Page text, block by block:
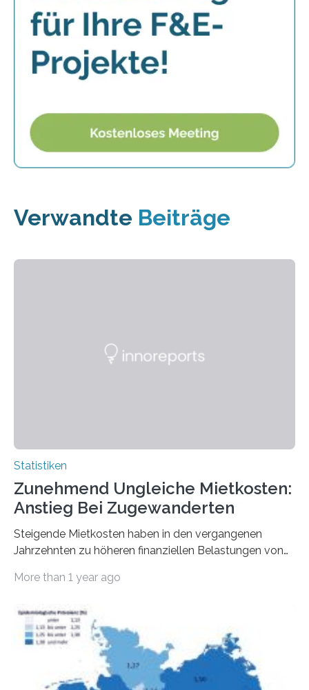
Verwandte Beiträge
Statistiken
Zunehmend Ungleiche Mietkosten:
Anstieg Bei Zugewanderten
Steigende Mietkosten haben in den vergangenen
Jahrzehnten zu höheren finanziellen Belastungen von
Bundesinstitut für Bevölkerungsforschung (BiB)
gesamten Einkommen zwischen 1990 und 2020 für
unterschiedliche Einkommensgruppen sowie für in
Deutschland geborene Menschen und Zugewanderte
verändert hat. Das Ergebnis: Während Personen mit
hohen Einkommen (oberstes Quintil der Verteilung der
More than 1 year ago